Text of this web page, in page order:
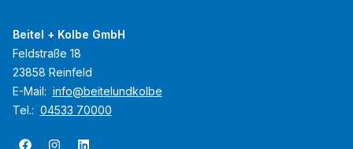
Beitel + Kolbe GmbH
Feldstraße 18
23858 Reinfeld
E-Mail: info@beitelundkolbe
Tel.: 04533 70000